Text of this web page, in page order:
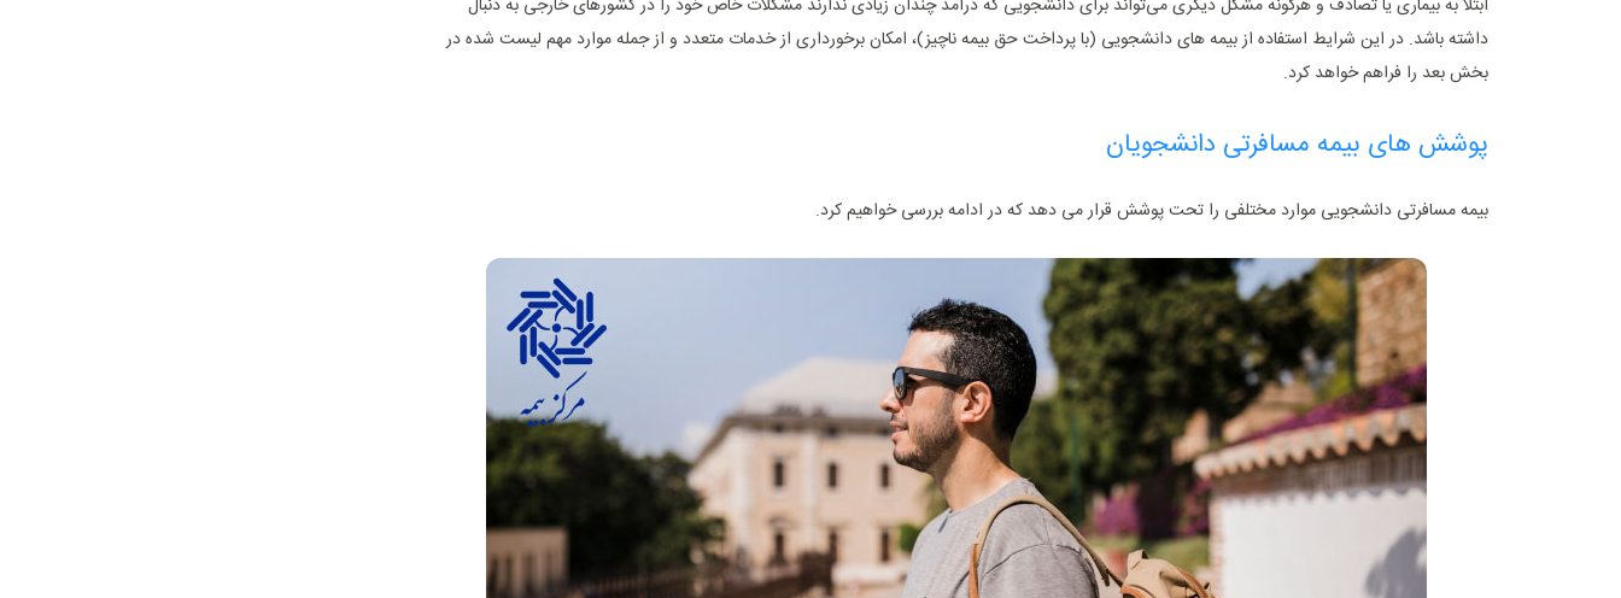
داشته باشد. در این شرایط استفاده از بیمه های دانشجویی (با پرداخت حق بیمه ناچیز)، امکان برخورداری از خدمات متعدد و از جمله موارد مهم لیست شده در
بخش بعد را فراهم خواهد کرد.
پوشش های بیمه مسافرتی دانشجویان
بیمه مسافرتی دانشجویی موارد مختلفی را تحت پوشش قرار می دهد که در ادامه بررسی خواهیم کرد.